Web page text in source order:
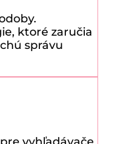
ktoré zaručia
správu
vyhľadávače